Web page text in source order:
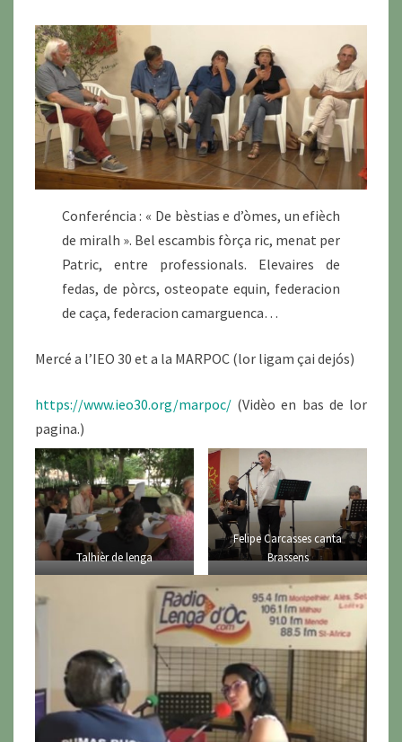
Conferéncia : « De bèstias e d’òmes, un efièch
de miralh ». Bel escambis fòrça ric, menat per
Patric, entre professionals. Elevaires de
fedas, de pòrcs, osteopate equin, federacion
de caça, federacion camarguenca…
Mercé a l’IEO 30 et a la MARPOC (lor ligam çai dejós)
https://www.ieo30.org/marpoc/ (Vidèo en bas de lor
pagina.)
Talhièr de lenga
Felipe Carcasses canta
Brassens